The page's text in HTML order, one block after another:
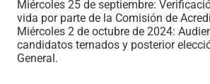
Miércoles 25 de septiembre:
vida por parte de la Comisión de
Miércoles 2 de octubre de 2024:
candidatos ternados y posterior
General.